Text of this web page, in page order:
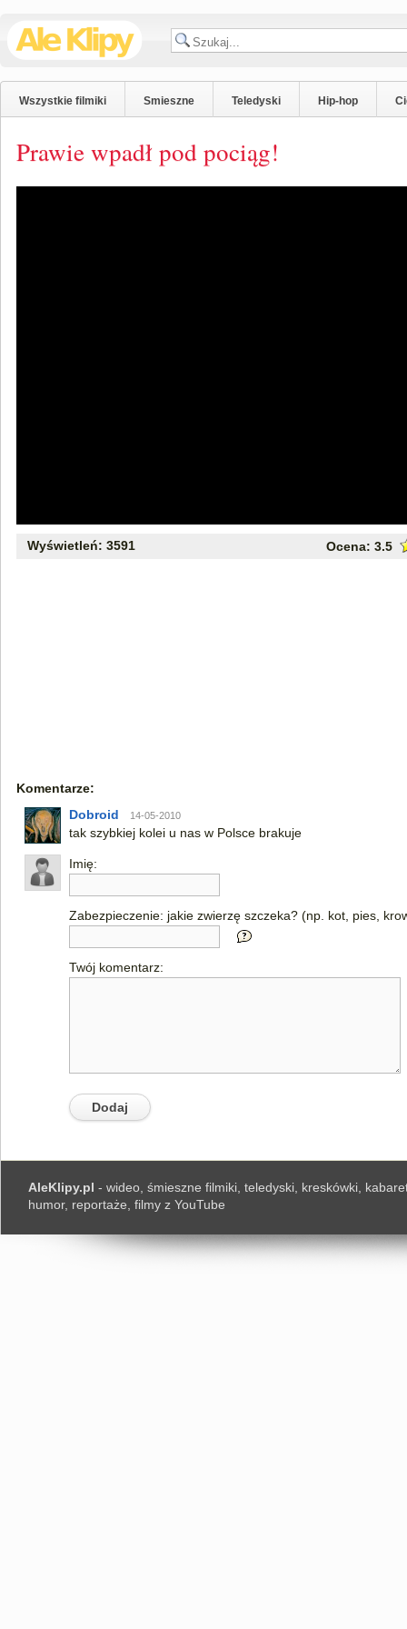
Wszystkie filmiki Smieszne Teledyski Hip-hop
Prawie wpadł pod pociąg!
Wyświetleń: 3591 Ocena: 3.5
Komentarze:
Dobroid
14-05-2010
tak szybkiej kolei u nas w Polsce brakuje
Imię:
Zabezpieczenie: jakie zwierzę szczeka? (np. kot, pies,
Twój komentarz:
AleKlipy.pl - wideo, śmieszne filmiki, teledyski, kreskówki,
humor, reportaże, filmy z YouTube